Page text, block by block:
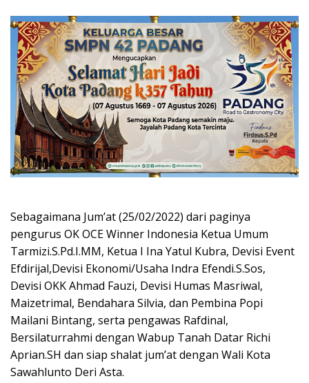
Sebagaimana Jum’at (25/02/2022) dari paginya
pengurus OK OCE Winner Indonesia Ketua Umum
Tarmizi.S.Pd.I.MM, Ketua I Ina Yatul Kubra, Devisi Event
Efdirijal,Devisi Ekonomi/Usaha Indra Efendi.S.Sos,
Devisi OKK Ahmad Fauzi, Devisi Humas Masriwal,
Maizetrimal, Bendahara Silvia, dan Pembina Popi
Mailani Bintang, serta pengawas Rafdinal,
Bersilaturrahmi dengan Wabup Tanah Datar Richi
Aprian.SH dan siap shalat jum’at dengan Wali Kota
Sawahlunto Deri Asta.